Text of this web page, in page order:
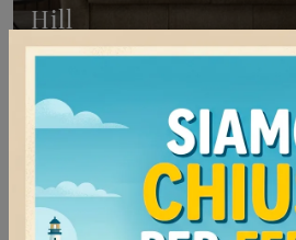
Hill
Clicca e scopri di più sui